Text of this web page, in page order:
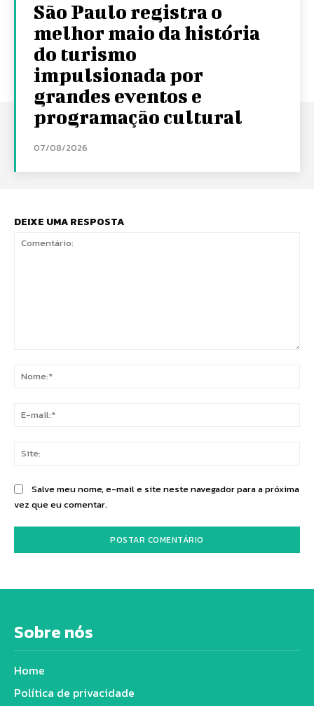
São Paulo registra o
melhor maio da história
do turismo
impulsionada por
grandes eventos e
programação cultural
07/08/2026
DEIXE UMA RESPOSTA
Salve meu nome, e-mail e site neste navegador para a próxima
vez que eu comentar.
Sobre nós
Home
Política de privacidade